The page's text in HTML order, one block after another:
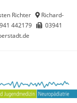
Richter
Richard-
442179
03941